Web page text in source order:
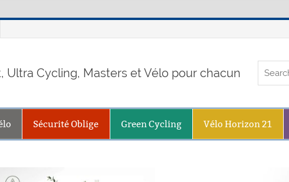
Ultra Cycling, Masters et Vélo pour chacun
Sécurité Oblige Green Cycling Vélo Horizon 21